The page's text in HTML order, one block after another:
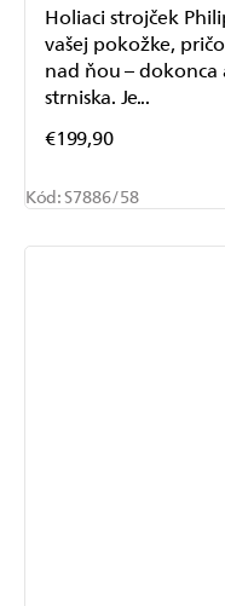
€199,90
Holiaci strojček
vašej pokožke,
nad ňou –
strniska. Je...
Kód:S7886/58